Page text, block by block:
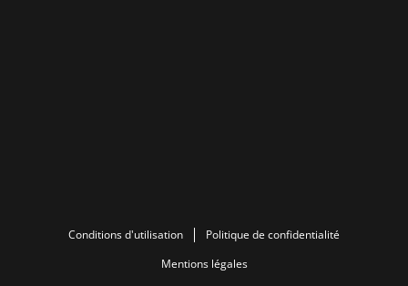
Conditions d'utilisation
Politique de confidentialité
Mentions légales